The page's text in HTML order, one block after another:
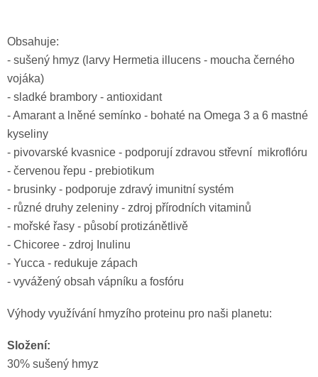
Obsahuje:
- sušený hmyz ( larvy Hermetia illucens - moucha černého
vojáka)
- sladké brambory - antioxidant
- Amarant a lněné semínko - bohaté na Omega 3 a 6 mastné
kyseliny
- pivovarské kvasnice - podporují zdravou střevní mikroflóru
- červenou řepu - prebiotikum
- brusinky - podporuje zdravý imunitní systém
- různé druhy zeleniny - zdroj přírodních vitaminů
- mořské řasy - působí protizánětlivě
- Chicoree - zdroj Inulinu
- Yucca - redukuje zápach
- vyvážený obsah vápníku a fosfóru
Výhody využívání hmyzího proteinu pro naši planetu:
Složení:
30% sušený hmyz